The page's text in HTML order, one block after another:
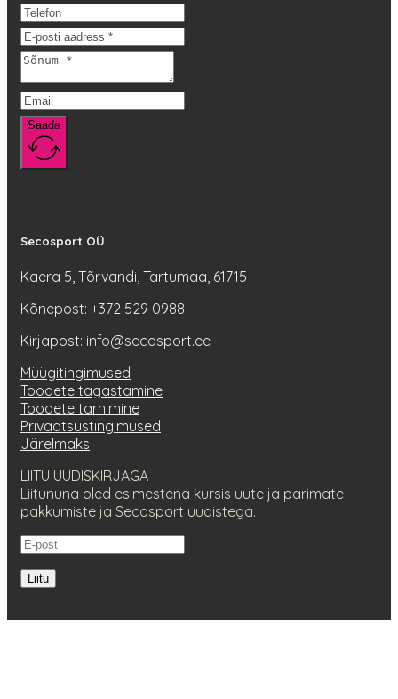
Saada
Secosport OÜ
Kaera 5, Tõrvandi, Tartumaa, 61715
Kõnepost: +372 529 0988
Kirjapost: info@secosport.ee
Müügitingimused
Toodete tagastamine
Toodete tarnimine
Privaatsustingimused
Järelmaks
LIITU UUDISKIRJAGA
Liitununa oled esimestena kursis uute ja parimate
pakkumiste ja Secosport uudistega.
Liitu